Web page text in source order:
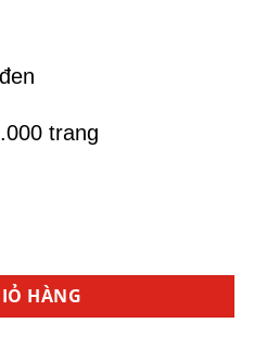
trang
Cho Máy In HP M603 số lượng
HÀNG